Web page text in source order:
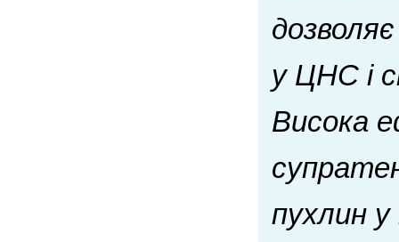
у ЦНС і
Висока
пухлин у